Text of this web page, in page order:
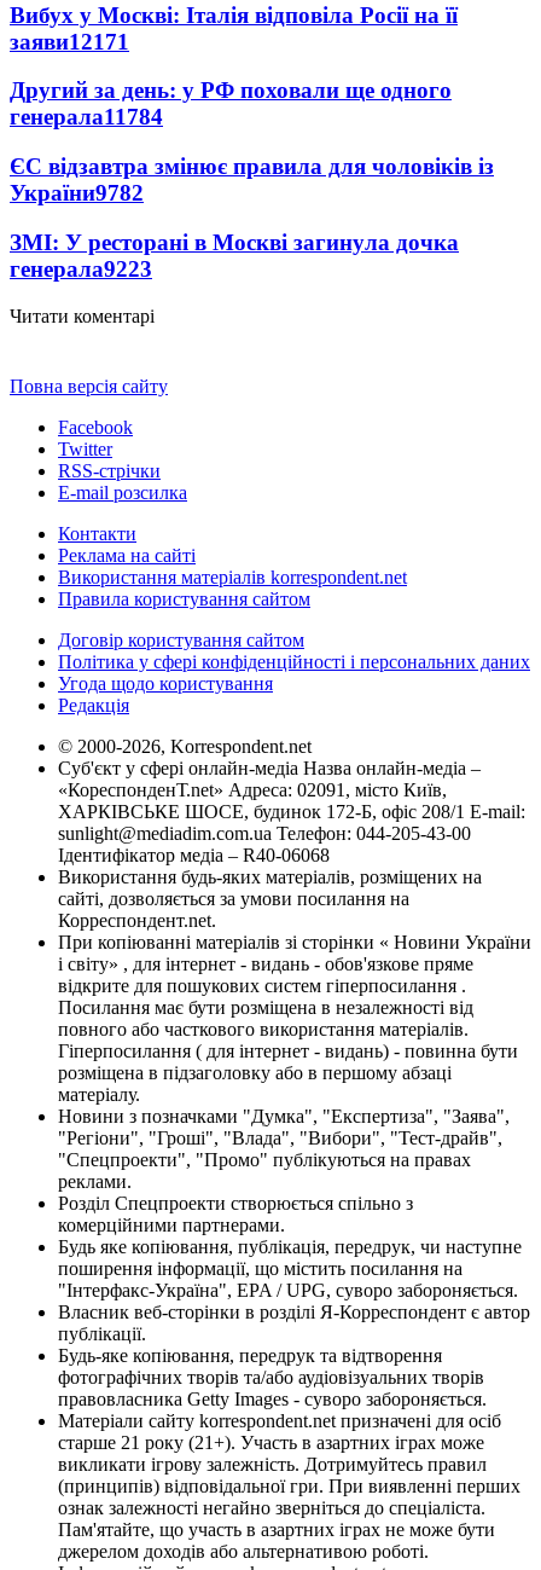
Вибух у Москві: Італія відповіла Росії на її
заяви12171
Другий за день: у РФ поховали ще одного
генерала11784
ЄС відзавтра змінює правила для чоловіків із
України9782
ЗМІ: У ресторані в Москві загинула дочка
генерала9223
Читати коментарі
Повна версія сайту
Facebook
Twitter
RSS-стрічки
E-mail розсилка
Контакти
Реклама на сайті
Використання матеріалів korrespondent.net
Правила користування сайтом
Договір користування сайтом
Політика у сфері конфіденційності і персональних даних
Угода щодо користування
Редакція
© 2000-2026, Korrespondent.net
Суб'єкт у сфері онлайн-медіа Назва онлайн-медіа –
«КореспонденТ.net» Адреса: 02091, місто Київ,
ХАРКІВСЬКЕ ШОСЕ, будинок 172-Б, офіс 208/1 E-mail:
sunlight@mediadim.com.ua Телефон: 044-205-43-00
Ідентифікатор медіа – R40-06068
Використання будь-яких матеріалів, розміщених на
сайті, дозволяється за умови посилання на
Корреспондент.net.
При копіюванні матеріалів зі сторінки « Новини України
і світу» , для інтернет - видань - обов'язкове пряме
відкрите для пошукових систем гіперпосилання .
Посилання має бути розміщена в незалежності від
повного або часткового використання матеріалів.
Гіперпосилання ( для інтернет - видань) - повинна бути
розміщена в підзаголовку або в першому абзаці
матеріалу.
Новини з позначками "Думка", "Експертиза", "Заява",
"Регіони", "Гроші", "Влада", "Вибори", "Тест-драйв",
"Спецпроекти", "Промо" публікуються на правах
реклами.
Розділ Спецпроекти створюється спільно з
комерційними партнерами.
Будь яке копіювання, публікація, передрук, чи наступне
поширення інформації, що містить посилання на
"Інтерфакс-Україна", EPA / UPG, суворо забороняється.
Власник веб-сторінки в розділі Я-Корреспондент є автор
публікації.
Будь-яке копіювання, передрук та відтворення
фотографічних творів та/або аудіовізуальних творів
правовласника Getty Images - суворо забороняється.
Матеріали сайту korrespondent.net призначені для осіб
старше 21 року (21+). Участь в азартних іграх може
викликати ігрову залежність. Дотримуйтесь правил
(принципів) відповідальної гри. При виявленні перших
ознак залежності негайно зверніться до спеціаліста.
Пам'ятайте, що участь в азартних іграх не може бути
джерелом доходів або альтернативою роботі.